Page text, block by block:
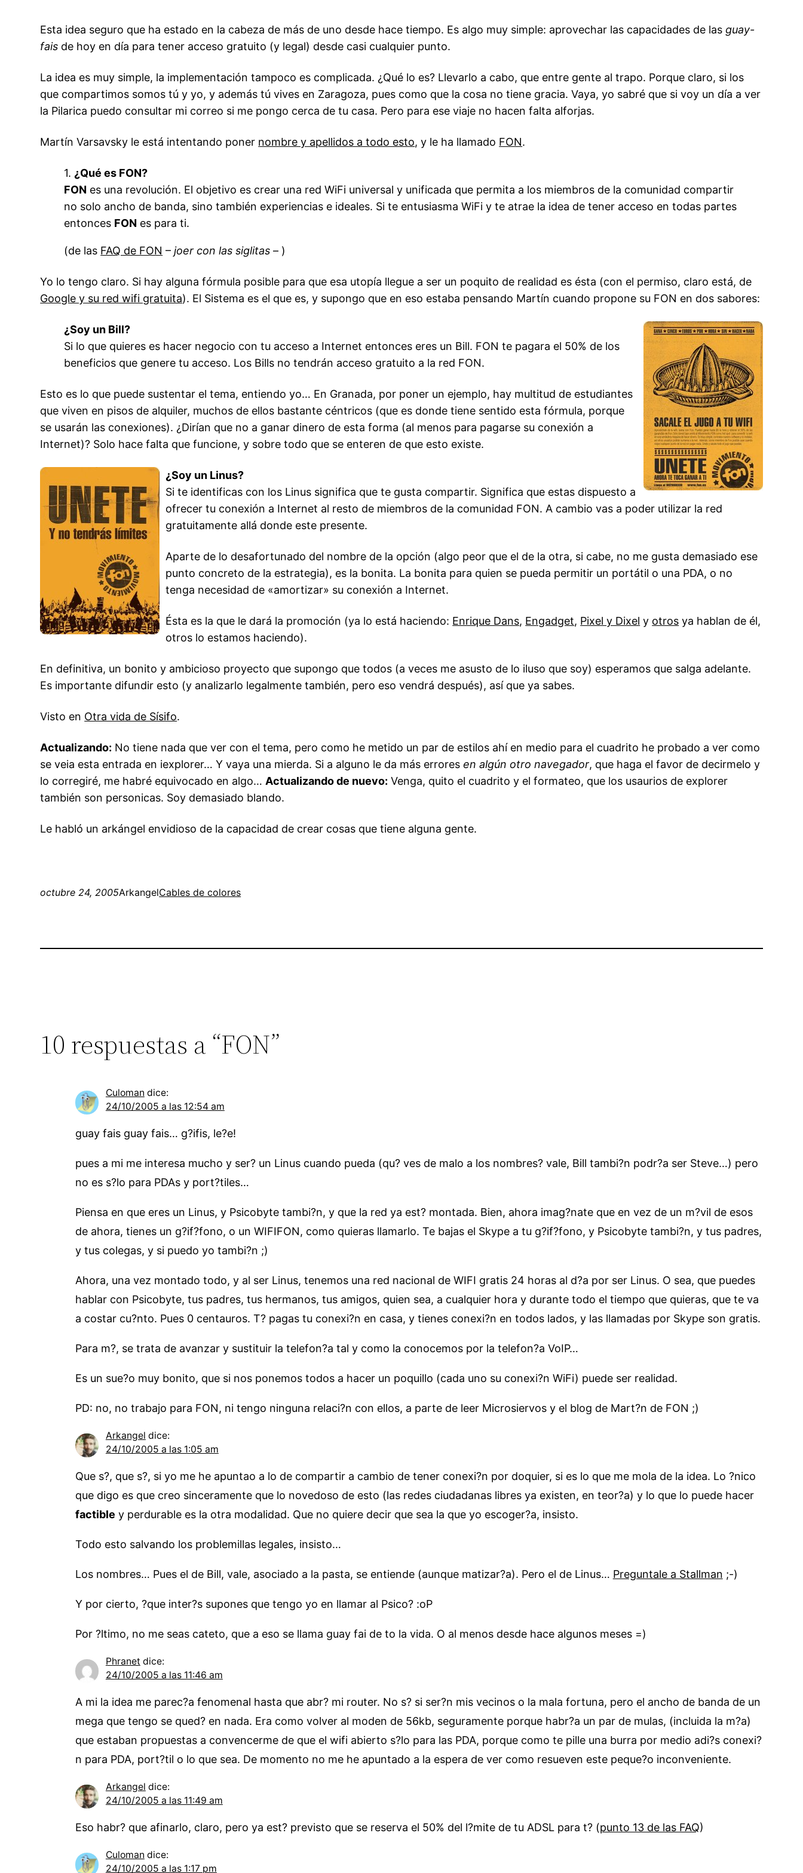
Esta idea seguro que ha estado en la cabeza de más de uno desde hace tiempo. Es algo muy simple: aprovechar las capacidades de las guay-
fais de hoy en día para tener acceso gratuito (y legal) desde casi cualquier punto.
La idea es muy simple, la implementación tampoco es complicada. ¿Qué lo es? Llevarlo a cabo, que entre gente al trapo. Porque claro, si los
que compartimos somos tú y yo, y además tú vives en Zaragoza, pues como que la cosa no tiene gracia. Vaya, yo sabré que si voy un día a ver
la Pilarica puedo consultar mi correo si me pongo cerca de tu casa. Pero para ese viaje no hacen falta alforjas.
Martín Varsavsky le está intentando poner nombre y apellidos a todo esto, y le ha llamado FON.
1. ¿Qué es FON?
FON es una revolución. El objetivo es crear una red WiFi universal y unificada que permita a los miembros de la comunidad compartir
no solo ancho de banda, sino también experiencias e ideales. Si te entusiasma WiFi y te atrae la idea de tener acceso en todas partes
entonces FON es para ti.
(de las FAQ de FON –joer con las siglitas – )
Yo lo tengo claro. Si hay alguna fórmula posible para que esa utopía llegue a ser un poquito de realidad es ésta (con el permiso, claro está, de
Google y su red wifi gratuita). El Sistema es el que es, y supongo que en eso estaba pensando Martín cuando propone su FON en dos sabores:
¿Soy un Bill?
Si lo que quieres es hacer negocio con tu acceso a Internet entonces eres un Bill. FON te pagara el 50% de los
beneficios que genere tu acceso. Los Bills no tendrán acceso gratuito a la red FON.
Esto es lo que puede sustentar el tema, entiendo yo… En Granada, por poner un ejemplo, hay multitud de estudiantes
que viven en pisos de alquiler, muchos de ellos bastante céntricos (que es donde tiene sentido esta fórmula, porque
se usarán las conexiones). ¿Dirían que no a ganar dinero de esta forma (al menos para pagarse su conexión a
Internet)? Solo hace falta que funcione, y sobre todo que se enteren de que esto existe.
¿Soy un Linus?
Si te identificas con los Linus significa que te gusta compartir. Significa que estas dispuesto a
ofrecer tu conexión a Internet al resto de miembros de la comunidad FON. A cambio vas a poder utilizar la red
gratuitamente allá donde este presente.
Aparte de lo desafortunado del nombre de la opción (algo peor que el de la otra, si cabe, no me gusta demasiado ese
punto concreto de la estrategia), es la bonita. La bonita para quien se pueda permitir un portátil o una PDA, o no
tenga necesidad de «amortizar» su conexión a Internet.
Ésta es la que le dará la promoción (ya lo está haciendo: Enrique Dans, Engadget, Pixel y Dixel y otros ya hablan de él,
otros lo estamos haciendo).
En definitiva, un bonito y ambicioso proyecto que supongo que todos (a veces me asusto de lo iluso que soy) esperamos que salga adelante.
Es importante difundir esto (y analizarlo legalmente también, pero eso vendrá después), así que ya sabes.
Visto en Otra vida de Sísifo.
Actualizando: No tiene nada que ver con el tema, pero como he metido un par de estilos ahí en medio para el cuadrito he probado a ver como
se veia esta entrada en iexplorer… Y vaya una mierda. Si a alguno le da más erroresen algún otro navegador, que haga el favor de decirmelo y
lo corregiré, me habré equivocado en algo… Actualizando de nuevo: Venga, quito el cuadrito y el formateo, que los usaurios de explorer
también son personicas. Soy demasiado blando.
Le habló un arkángel envidioso de la capacidad de crear cosas que tiene alguna gente.
octubre 24, 2005ArkangelCables de colores
10 respuestas a “FON”
Culoman dice:
24/10/2005 a las 12:54 am
guay fais guay fais… g?ifis, le?e!
pues a mi me interesa mucho y ser? un Linus cuando pueda (qu? ves de malo a los nombres? vale, Bill tambi?n podr?a ser Steve…) pero
no es s?lo para PDAs y port?tiles…
Piensa en que eres un Linus, y Psicobyte tambi?n, y que la red ya est? montada. Bien, ahora imag?nate que en vez de un m?vil de esos
de ahora, tienes un g?if?fono, o un WIFIFON, como quieras llamarlo. Te bajas el Skype a tu g?if?fono, y Psicobyte tambi?n, y tus padres,
y tus colegas, y si puedo yo tambi?n ;)
Ahora, una vez montado todo, y al ser Linus, tenemos una red nacional de WIFI gratis 24 horas al d?a por ser Linus. O sea, que puedes
hablar con Psicobyte, tus padres, tus hermanos, tus amigos, quien sea, a cualquier hora y durante todo el tiempo que quieras, que te va
a costar cu?nto. Pues 0 centauros. T? pagas tu conexi?n en casa, y tienes conexi?n en todos lados, y las llamadas por Skype son gratis.
Para m?, se trata de avanzar y sustituir la telefon?a tal y como la conocemos por la telefon?a VoIP…
Es un sue?o muy bonito, que si nos ponemos todos a hacer un poquillo (cada uno su conexi?n WiFi) puede ser realidad.
PD: no, no trabajo para FON, ni tengo ninguna relaci?n con ellos, a parte de leer Microsiervos y el blog de Mart?n de FON ;)
Arkangel dice:
24/10/2005 a las 1:05 am
Que s?, que s?, si yo me he apuntao a lo de compartir a cambio de tener conexi?n por doquier, si es lo que me mola de la idea. Lo ?nico
que digo es que creo sinceramente que lo novedoso de esto (las redes ciudadanas libres ya existen, en teor?a) y lo que lo puede hacer
factible y perdurable es la otra modalidad. Que no quiere decir que sea la que yo escoger?a, insisto.
Todo esto salvando los problemillas legales, insisto…
Los nombres… Pues el de Bill, vale, asociado a la pasta, se entiende (aunque matizar?a). Pero el de Linus… Preguntale a Stallman ;-)
Y por cierto, ?que inter?s supones que tengo yo en llamar al Psico? :oP
Por ?ltimo, no me seas cateto, que a eso se llama guay fai de to la vida. O al menos desde hace algunos meses =)
Phranet dice:
24/10/2005 a las 11:46 am
A mi la idea me parec?a fenomenal hasta que abr? mi router. No s? si ser?n mis vecinos o la mala fortuna, pero el ancho de banda de un
mega que tengo se qued? en nada. Era como volver al moden de 56kb, seguramente porque habr?a un par de mulas, (incluida la m?a)
que estaban propuestas a convencerme de que el wifi abierto s?lo para las PDA, porque como te pille una burra por medio adi?s conexi?
n para PDA, port?til o lo que sea. De momento no me he apuntado a la espera de ver como resueven este peque?o inconveniente.
Arkangel dice:
24/10/2005 a las 11:49 am
Eso habr? que afinarlo, claro, pero ya est? previsto que se reserva el 50% del l?mite de tu ADSL para t? (punto 13 de las FAQ)
Culoman dice:
24/10/2005 a las 1:17 pm